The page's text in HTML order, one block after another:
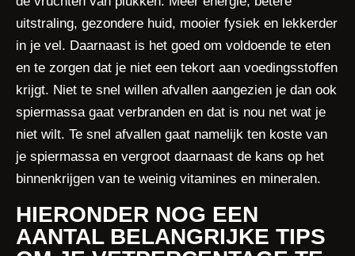
uitstraling, gezondere huid, mooier fysiek en lekkerder
in je vel. Daarnaast is het goed om voldoende te eten
en te zorgen dat je niet een tekort aan voedingsstoffen
krijgt. Niet te snel willen afvallen aangezien je dan ook
spiermassa gaat verbranden en dat is nou net wat je
niet wilt. Te snel afvallen gaat namelijk ten koste van
je spiermassa en vergroot daarnaast de kans op het
binnenkrijgen van te weinig vitamines en mineralen.
HIERONDER NOG EEN
AANTAL BELANGRIJKE TIPS